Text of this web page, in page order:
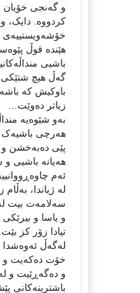
و گەنجی خۆیان
کردووە. دایک،
هێندە قوڵ
باشیی
گەڵ هیچ شتێکی
باوکیش کە
زیاتر دەوێت…
بەو شێوەیە
هەرچی باشیەک
پێی دەبەخشن و
هەیانە باشیی
ئەم
لە ژیاندا،
سەلامەت بیت
و یاسا و
تیادا زۆر کز بێت.
لەگەڵ ئەوەشدا
خۆت دەکەیت و
و دەگەڕێیت و
باشترینەکانی